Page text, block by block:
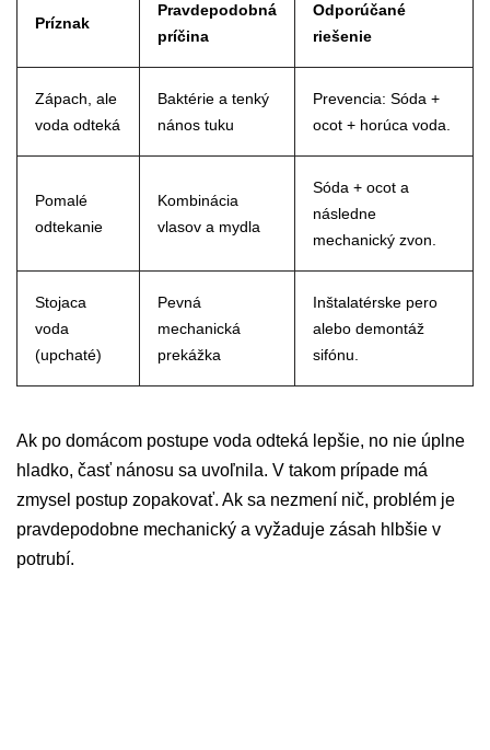
Príznak
Pravdepodobná
príčina
Odporúčané
riešenie
Zápach, ale
voda odteká
Baktérie a tenký
nános tuku
Prevencia: Sóda +
ocot + horúca voda.
Pomalé
odtekanie
Kombinácia
vlasov a mydla
Sóda + ocot a
následne
mechanický zvon.
Stojaca
voda
(upchaté)
Pevná
mechanická
prekážka
Inštalatérske pero
alebo demontáž
sifónu.
Ak po domácom postupe voda odteká lepšie, no nie úplne
hladko, časť nánosu sa uvoľnila. V takom prípade má
zmysel postup zopakovať. Ak sa nezmení nič, problém je
pravdepodobne mechanický a vyžaduje zásah hlbšie v
potrubí.